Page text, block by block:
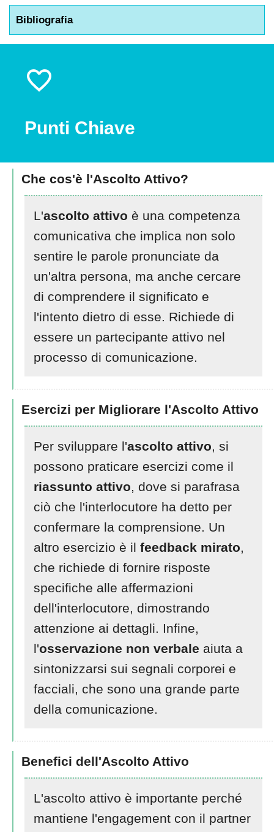
Bibliografia
Punti Chiave
Che cos'è l'Ascolto Attivo?
L'ascolto attivo è una competenza
comunicativa che implica non solo
sentire le parole pronunciate da
un'altra persona, ma anche cercare
di comprendere il significato e
l'intento dietro di esse. Richiede di
essere un partecipante attivo nel
processo di comunicazione.
Esercizi per Migliorare l'Ascolto Attivo
Per sviluppare l'ascolto attivo, si
possono praticare esercizi come il
riassunto attivo, dove si parafrasa
ciò che l'interlocutore ha detto per
confermare la comprensione. Un
altro esercizio è il feedback mirato,
che richiede di fornire risposte
specifiche alle affermazioni
dell'interlocutore, dimostrando
attenzione ai dettagli. Infine,
l'osservazione non verbale aiuta a
sintonizzarsi sui segnali corporei e
facciali, che sono una grande parte
della comunicazione.
Benefici dell'Ascolto Attivo
L'ascolto attivo è importante perché
mantiene l'engagement con il partner